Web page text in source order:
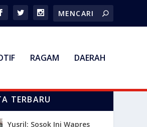
RAGAM DAERAH
TERBARU
Yusril: Sosok Ini Wapres